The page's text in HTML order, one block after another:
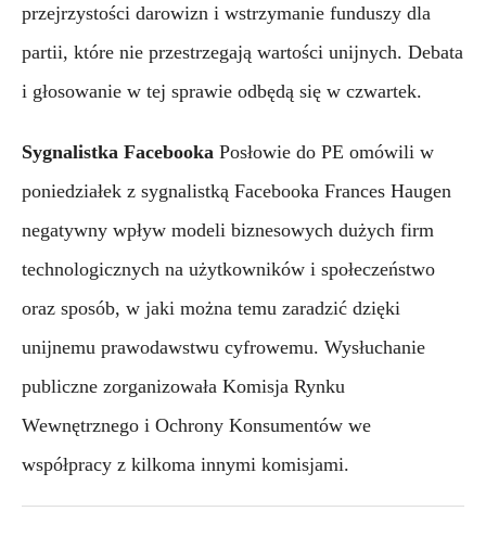
przejrzystości darowizn i wstrzymanie funduszy dla
partii, które nie przestrzegają wartości unijnych. Debata
i głosowanie w tej sprawie odbędą się w czwartek.
Sygnalistka Facebooka Posłowie do PE omówili w
poniedziałek z sygnalistką Facebooka Frances Haugen
negatywny wpływ modeli biznesowych dużych firm
technologicznych na użytkowników i społeczeństwo
oraz sposób, w jaki można temu zaradzić dzięki
unijnemu prawodawstwu cyfrowemu. Wysłuchanie
publiczne zorganizowała Komisja Rynku
Wewnętrznego i Ochrony Konsumentów we
współpracy z kilkoma innymi komisjami.